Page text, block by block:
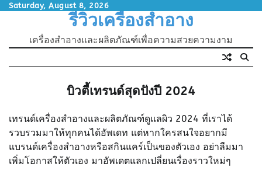
SkipSaturday, August 8, 2026
รีวิวเครื่องสำอาง
เครื่องสำอางและผลิตภัณฑ์เพื่อความสวยความงาม
บิวตี้เทรนด์สุดปังปี 2024
เทรนด์เครื่องสำอางและผลิตภัณฑ์ดูแลผิว 2024 ที่เราได้
รวบรวมมาให้ทุกคนได้อัพเดท แต่หากใครสนใจอยากมี
แบรนด์เครื่องสำอางหรือสกินแคร์เป็นของตัวเอง อย่าลืมมา
เพิ่มโอกาสให้ตัวเอง มาอัพเดตแลกเปลี่ยนเรื่องราวใหม่ๆ